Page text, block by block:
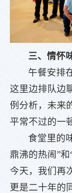
三、情怀
午餐安排
这里边排队边
例分析，未来
平常不过的一
食堂里的
鼎沸的热闹”和
今天，我们再
更是二十年的